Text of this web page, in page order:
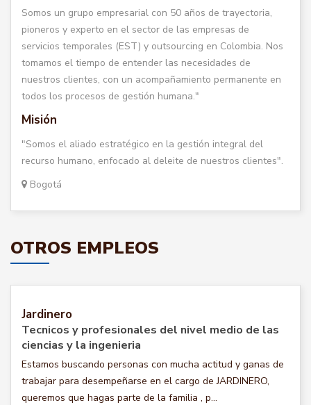
Somos un grupo empresarial con 50 años de trayectoria,
pioneros y experto en el sector de las empresas de
servicios temporales (EST) y outsourcing en Colombia. Nos
tomamos el tiempo de entender las necesidades de
nuestros clientes, con un acompañamiento permanente en
todos los procesos de gestión humana."
Misión
"Somos el aliado estratégico en la gestión integral del
recurso humano, enfocado al deleite de nuestros clientes".
Bogotá
OTROS EMPLEOS
Jardinero
Tecnicos y profesionales del nivel medio de las
ciencias y la ingenieria
Estamos buscando personas con mucha actitud y ganas de
trabajar para desempeñarse en el cargo de JARDINERO,
queremos que hagas parte de la familia , p...